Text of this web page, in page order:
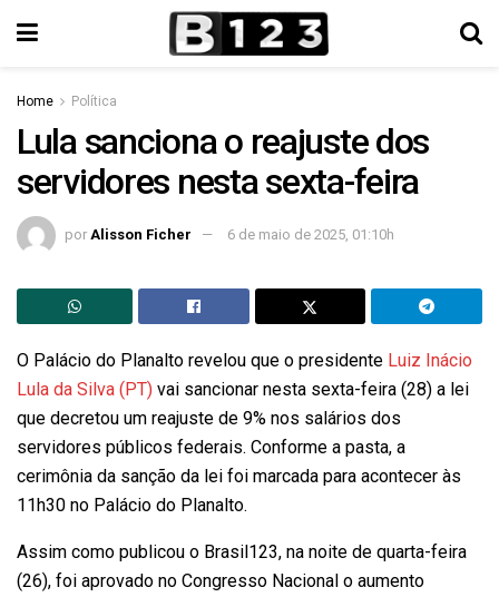
Home Política
Lula sanciona o reajuste dos
servidores nesta sexta-feira
por Alisson Ficher 6 de maio de 2025, 01:10h
O Palácio do Planalto revelou que o presidente Luiz Inácio
Lula da Silva (PT) vai sancionar nesta sexta-feira (28) a lei
que decretou um reajuste de 9% nos salários dos
servidores públicos federais. Conforme a pasta, a
cerimônia da sanção da lei foi marcada para acontecer às
11h30 no Palácio do Planalto.
Assim como publicou o Brasil123, na noite de quarta-feira
(26), foi aprovado no Congresso Nacional o aumento